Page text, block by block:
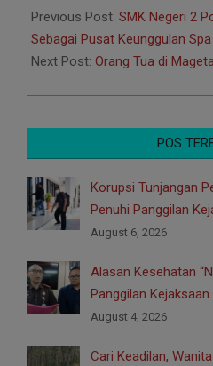
01-
06
Previous Post: SMK Negeri 2
Sebagai Pusat Keunggulan
Next Post: Orang Tua di
POS
Korupsi Tunjangan
Penuhi Panggilan
August 6, 2026
Alasan Kesehatan
Panggilan Kejaksaan
August 4, 2026
Cari Keadilan,